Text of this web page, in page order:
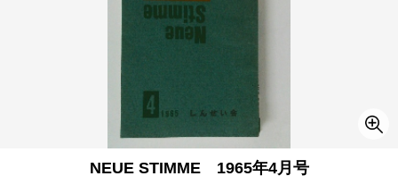
NEUE STIMME 1965年4月号